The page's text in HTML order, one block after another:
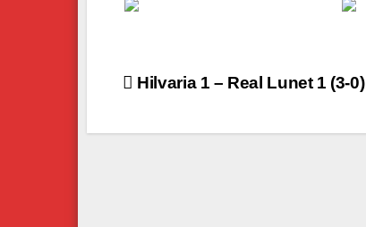
Bericht
navigatie
Hilvaria 1 – Real Lunet 1 (3-0)